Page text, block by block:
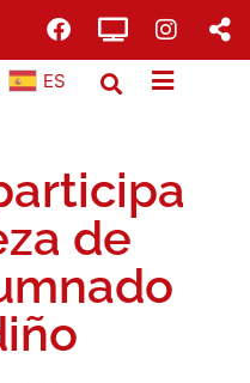
ES
de